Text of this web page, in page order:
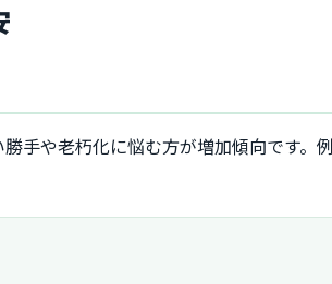
手や老朽化に悩む方が増加傾向です。